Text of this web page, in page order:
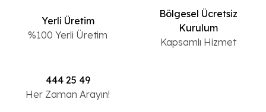
Yerli Üretim
%100 Yerli Üretim
Bölgesel Ücretsiz
Kurulum
Kapsamlı Hizmet
444 25 49
Her Zaman Arayın!